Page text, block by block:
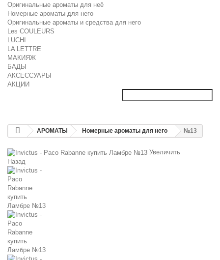
Оригинальные ароматы для неё
Номерные ароматы для него
Оригинальные ароматы и средства для него
Les COULEURS
LUCHI
LA LETTRE
МАКИЯЖ
БАДЫ
АКСЕССУАРЫ
АКЦИИ
АРОМАТЫ Номерные ароматы для него №13
Увеличить
Назад